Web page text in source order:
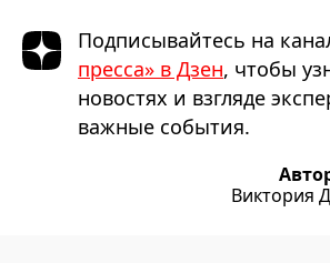
Подписывайтесь на
пресса» в Дзен, чтобы
новостях и взгляде
важные события.
Виктория